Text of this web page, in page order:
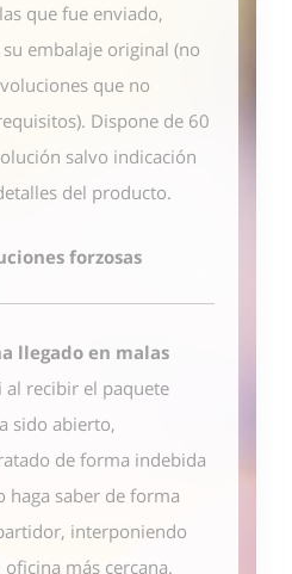
que fue enviado,
embalaje original (no
que no
Dispone de 60
salvo indicación
del producto.
forzosas
llegado en malas
al recibir el paquete
sido abierto,
de forma indebida
haga saber de forma
interponiendo
más cercana.